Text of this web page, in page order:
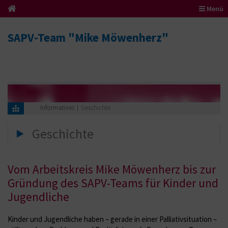
Menü
SAPV-Team "Mike Möwenherz"
Informatives Geschichte
Geschichte
Vom Arbeitskreis Mike Möwenherz bis zur
Gründung des SAPV-Teams für Kinder und
Jugendliche
Kinder und Jugendliche haben – gerade in einer Palliativsituation –